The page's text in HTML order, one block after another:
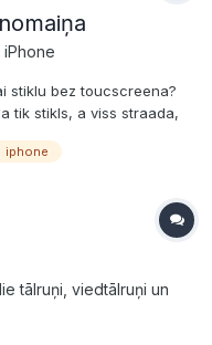
stiklu bez toucscreena?
tik stikls, a viss straada,
iphone
tālruņi, viedtālruņi un